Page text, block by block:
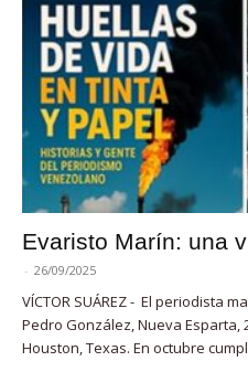
Evaristo Marín: una
- 26/09/2025
VÍCTOR SUÁREZ - El periodista
Pedro González, Nueva Esparta,
Houston, Texas. En octubre